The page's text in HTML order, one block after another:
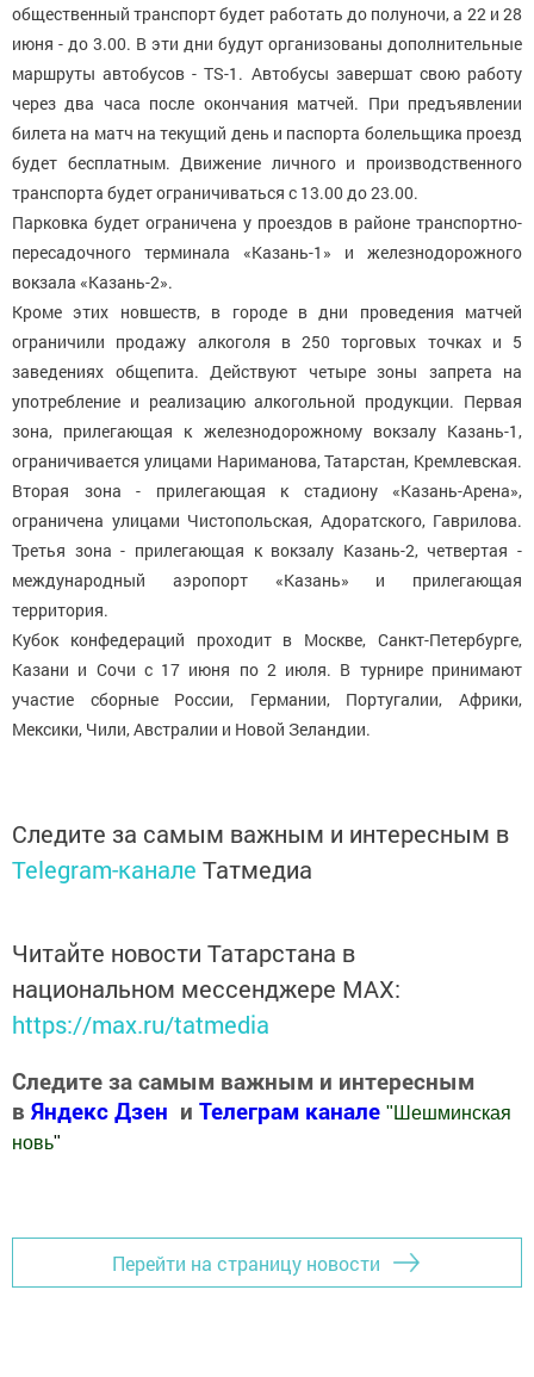
общественный транспорт будет работать до полуночи, а 22 и 28
июня - до 3.00. В эти дни будут организованы дополнительные
маршруты автобусов - TS-1. Автобусы завершат свою работу
через два часа после окончания матчей. При предъявлении
билета на матч на текущий день и паспорта болельщика проезд
будет бесплатным. Движение личного и производственного
транспорта будет ограничиваться с 13.00 до 23.00.
Парковка будет ограничена у проездов в районе транспортно-
пересадочного терминала «Казань-1» и железнодорожного
вокзала «Казань-2».
Кроме этих новшеств, в городе в дни проведения матчей
ограничили продажу алкоголя в 250 торговых точках и 5
заведениях общепита. Действуют четыре зоны запрета на
употребление и реализацию алкогольной продукции. Первая
зона, прилегающая к железнодорожному вокзалу Казань-1,
ограничивается улицами Нариманова, Татарстан, Кремлевская.
Вторая зона - прилегающая к стадиону «Казань-Арена»,
ограничена улицами Чистопольская, Адоратского, Гаврилова.
Третья зона - прилегающая к вокзалу Казань-2, четвертая -
международный аэропорт «Казань» и прилегающая
территория.
Кубок конфедераций проходит в Москве, Санкт-Петербурге,
Казани и Сочи с 17 июня по 2 июля. В турнире принимают
участие сборные России, Германии, Португалии, Африки,
Мексики, Чили, Австралии и Новой Зеландии.
Следите за самым важным и интересным в
Telegram-канале Татмедиа
Читайте новости Татарстана в
национальном мессенджере MАХ:
https://max.ru/tatmedia
Следите за самым важным и интересным
в Яндекс Дзен и Телеграм канале " Шешминская
новь"
Перейти на страницу новости